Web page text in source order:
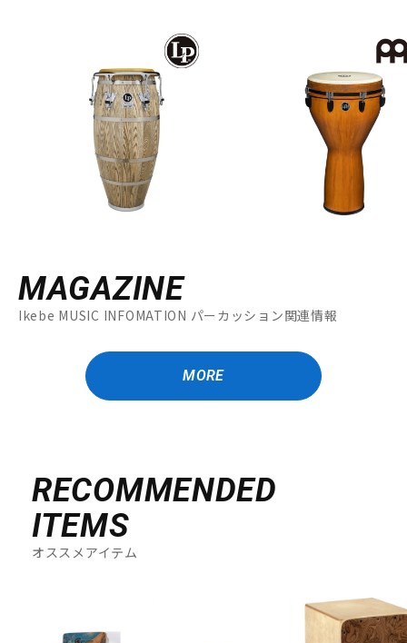
MAGAZINE
Ikebe MUSIC INFOMATION パーカッション関連情報
MORE
RECOMMENDED
ITEMS
オススメアイテム